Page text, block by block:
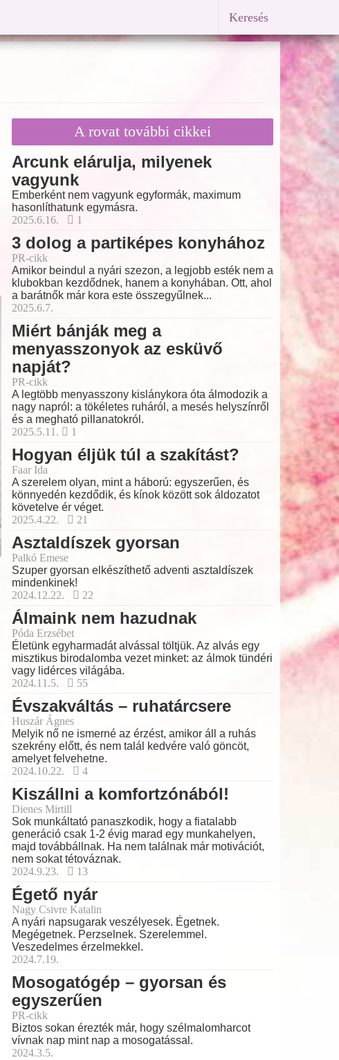
Keresés
A rovat további cikkei
Arcunk elárulja, milyenek
vagyunk
Emberként nem vagyunk egyformák, maximum
hasonlíthatunk egymásra.
2025.6.16.
1
3 dolog a partiképes konyhához
PR-cikk
Amikor beindul a nyári szezon, a legjobb esték nem a
klubokban kezdődnek, hanem a konyhában. Ott, ahol
a barátnők már kora este összegyűlnek...
2025.6.7.
Miért bánják meg a
menyasszonyok az esküvő
napját?
PR-cikk
A legtöbb menyasszony kislánykora óta álmodozik a
nagy napról: a tökéletes ruháról, a mesés helyszínről
és a megható pillanatokról.
2025.5.11.
1
Hogyan éljük túl a szakítást?
Faar Ida
A szerelem olyan, mint a háború: egyszerűen, és
könnyedén kezdődik, és kínok között sok áldozatot
követelve ér véget.
2025.4.22.
21
Asztaldíszek gyorsan
Palkó Emese
Szuper gyorsan elkészíthető adventi asztaldíszek
mindenkinek!
2024.12.22.
22
Álmaink nem hazudnak
Póda Erzsébet
Életünk egyharmadát alvással töltjük. Az alvás egy
misztikus birodalomba vezet minket: az álmok tündéri
vagy lidérces világába.
2024.11.5.
55
Évszakváltás – ruhatárcsere
Huszár Ágnes
Melyik nő ne ismerné az érzést, amikor áll a ruhás
szekrény előtt, és nem talál kedvére való göncöt,
amelyet felvehetne.
2024.10.22.
4
Kiszállni a komfortzónából!
Dienes Mirtill
Sok munkáltató panaszkodik, hogy a fiatalabb
generáció csak 1-2 évig marad egy munkahelyen,
majd továbbállnak. Ha nem találnak már motivációt,
nem sokat tétováznak.
2024.9.23.
13
Égető nyár
Nagy Csivre Katalin
A nyári napsugarak veszélyesek. Égetnek.
Megégetnek. Perzselnek. Szerelemmel.
Veszedelmes érzelmekkel.
2024.7.19.
Mosogatógép – gyorsan és
egyszerűen
PR-cikk
Biztos sokan érezték már, hogy szélmalomharcot
vívnak nap mint nap a mosogatással.
2024.3.5.